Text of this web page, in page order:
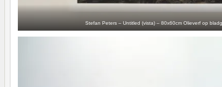
Stefan Peters – Untitled (vista) – 80x60cm Olieverf op